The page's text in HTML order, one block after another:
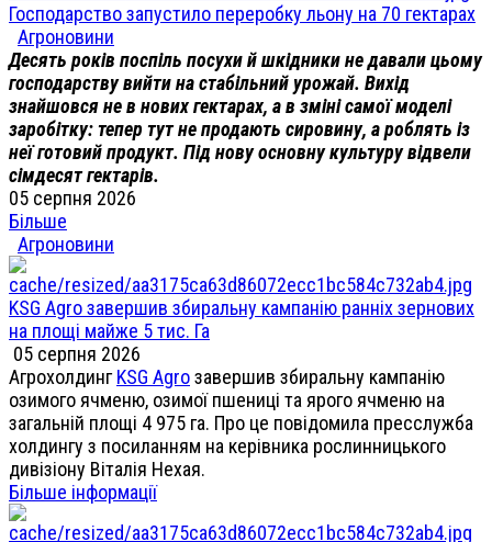
Господарство запустило переробку льону на 70 гектарах
Агроновини
Десять років поспіль посухи й шкідники не давали цьому
господарству вийти на стабільний урожай. Вихід
знайшовся не в нових гектарах, а в зміні самої моделі
заробітку: тепер тут не продають сировину, а роблять із
неї готовий продукт. Під нову основну культуру відвели
сімдесят гектарів.
05 серпня 2026
Більше
Агроновини
KSG Agro завершив збиральну кампанію ранніх зернових
на площі майже 5 тис. Га
05 серпня 2026
АгрохолдингKSG Agroзавершив збиральну кампанію
озимого ячменю, озимої пшениці та ярого ячменю на
загальній площі 4 975 га. Про це повідомила пресслужба
холдингу з посиланням на керівника рослинницького
дивізіону Віталія Нехая.
Більше інформації